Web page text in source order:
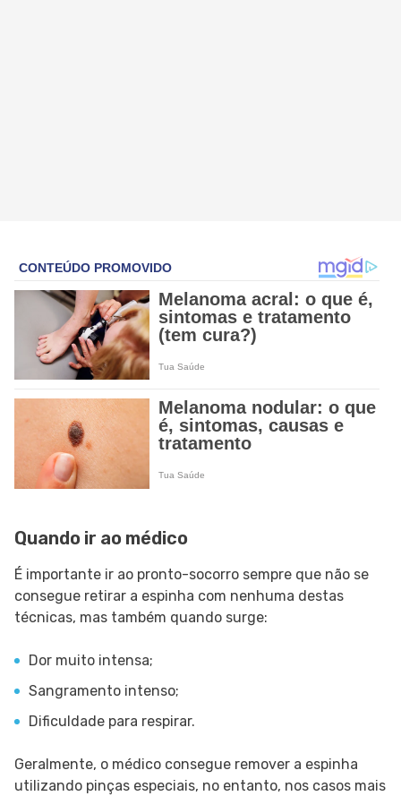
Quando ir ao médico
É importante ir ao pronto-socorro sempre que não se
consegue retirar a espinha com nenhuma destas
técnicas, mas também quando surge:
Dor muito intensa;
Sangramento intenso;
Dificuldade para respirar.
Geralmente, o médico consegue remover a espinha
utilizando pinças especiais, no entanto, nos casos mais